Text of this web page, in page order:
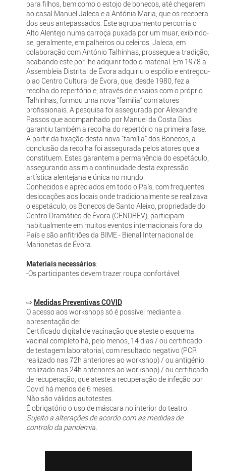
para filhos, bem como o estojo de bonecos, até chegarem
ao casal Manuel Jaleca e a Antónia Maria, que os recebera
dos seus antepassados. Este agrupamento percorria o
Alto Alentejo numa carroça puxada por um muar, exibindo-
se, geralmente, em palheiros ou celeiros. Jaleca, em
colaboração com António Talhinhas, prossegue a tradição,
acabando este por lhe adquirir todo o material. Em 1978 a
Assembleia Distrital de Évora adquiriu o espólio e entregou-
o ao Centro Cultural de Évora, que, desde 1980, fez a
recolha do repertório e, através de ensaios com o próprio
Talhinhas, formou uma nova “família” com atores
profissionais. A pesquisa foi assegurada por Alexandre
Passos que acompanhado por Manuel da Costa Dias
garantiu também a recolha do repertório na primeira fase.
A partir da fixação desta nova “família” dos Bonecos, a
conclusão da recolha foi assegurada pelos atores que a
constituem. Estes garantem a permanência do espetáculo,
assegurando assim a continuidade desta expressão
artística alentejana e única no mundo.
Conhecidos e apreciados em todo o País, com frequentes
deslocações aos locais onde tradicionalmente se realizava
o espetáculo, os Bonecos de Santo Aleixo, propriedade do
Centro Dramático de Évora (CENDREV), participam
habitualmente em muitos eventos internacionais fora do
País e são anfitriões da BIME - Bienal Internacional de
Marionetas de Évora.
Materiais necessários:
-Os participantes devem trazer roupa confortável.
⇨ Medidas Preventivas COVID
O acesso aos workshops só é possível mediante a
apresentação de:
Certificado digital de vacinação que ateste o esquema
vacinal completo há, pelo menos, 14 dias / ou certificado
de testagem laboratorial, com resultado negativo (PCR
realizado nas 72h anteriores ao workshop) / ou antigénio
realizado nas 24h anteriores ao workshop) / ou certificado
de recuperação, que ateste a recuperação de infeção por
Covid há menos de 6 meses.
Não são válidos autotestes.
É obrigatório o uso de máscara no interior do teatro.
Sujeito a alterações de acordo com as medidas de
controlo da pandemia.